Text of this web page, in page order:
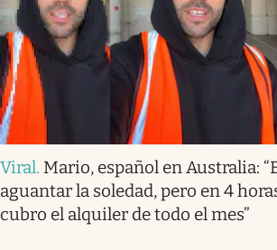
Viral. Mario, español en Australia:
aguantar la soledad, pero en 4
cubro el alquiler de todo el mes”